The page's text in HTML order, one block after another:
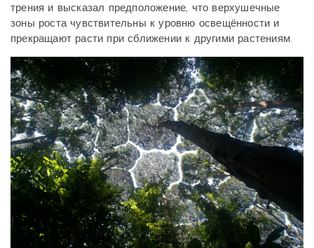
трения и высказал предположение, что верхушечные
зоны роста чувствительны к уровню освещённости и
прекращают расти при сближении к другими растениям.